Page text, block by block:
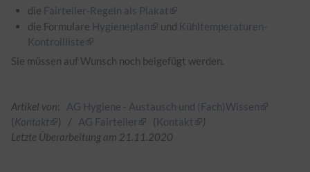
die Fairteiler-Regeln als Plakat
die Formulare Hygieneplan und Kühltemperaturen-
Kontrollliste
Sie müssen auf Wunsch noch beigefügt werden.
Artikel von: AG Hygiene - Austausch und (Fach)Wissen
(Kontakt ) / AG Fairteiler ( Kontakt
)
Letzte Überarbeitung am 21.11.2020